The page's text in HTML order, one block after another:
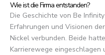
Wie ist die Firma entstanden?
Die Geschichte von Be
Erfahrungen und Visionen
Nickel verbunden. Beide
Karrierewege eingeschlagen